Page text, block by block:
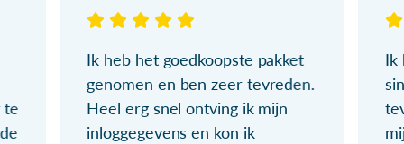
te
Ik heb het goedkoopste pakket
genomen en ben zeer tevreden.
Heel erg snel ontving ik mijn
inloggegevens en kon ik
Ik